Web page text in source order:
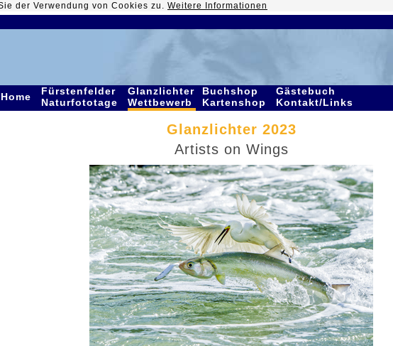
der Verwendung von Cookies zu. Weitere Informationen
Home
Fürstenfelder
Naturfototage
Glanzlichter
Wettbewerb
Buchshop
Kartenshop
Gästebuch
Kontakt/Links
Glanzlichter 2023
Artists on Wings